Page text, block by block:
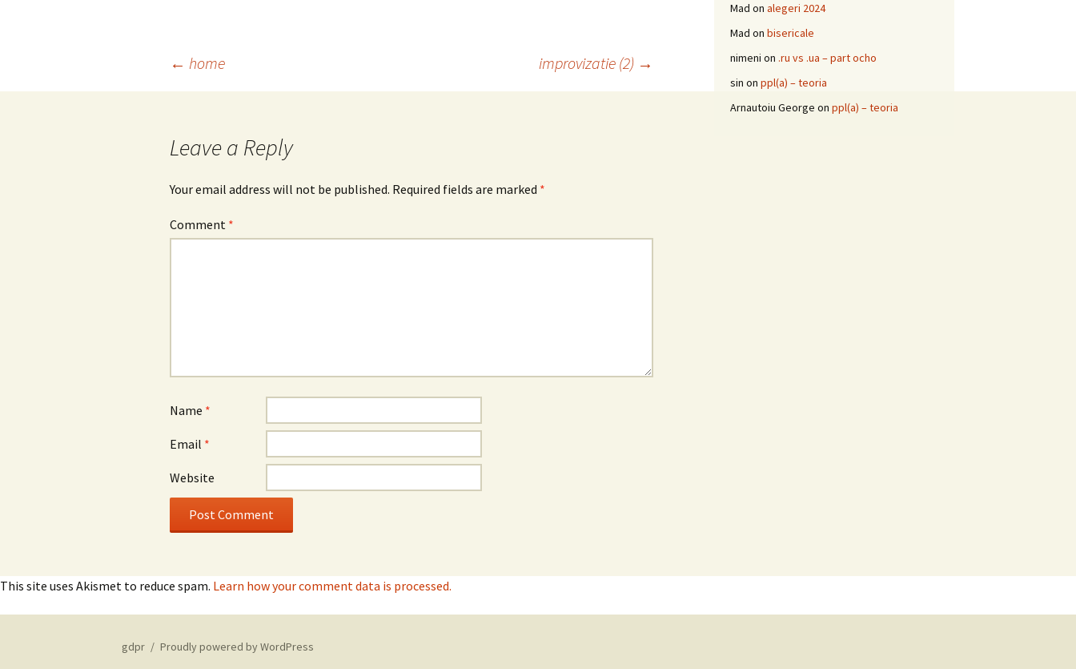
← home improvizatie (2) →
Leave a Reply
Your email address will not be published. Required fields are marked *
Comment *
Name *
Email *
Website
This site uses Akismet to reduce spam. Learn how your comment data is processed.
Mad on alegeri 2024
Mad on bisericale
nimeni on .ru vs .ua – part ocho
sin on ppl(a) – teoria
Arnautoiu George on ppl(a) – teoria
gdpr Proudly powered by WordPress